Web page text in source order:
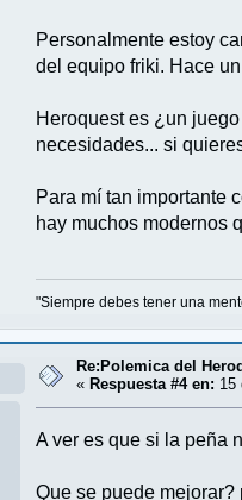
Personalmente estoy
del equipo friki. Hace
Heroquest es ¿un
necesidades... si
Para mí tan importante
hay muchos modernos
"Siempre debes tener una
Re:Polemica del
« Respuesta #4 en: 15
A ver es que si la peña
Que se puede